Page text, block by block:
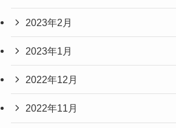
2023年2月
2023年1月
2022年12月
2022年11月